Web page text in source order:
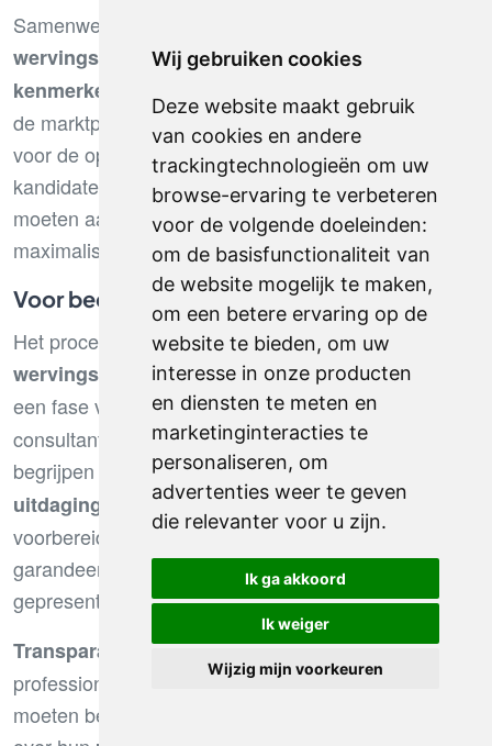
Wij gebruiken cookies
Deze website maakt gebruik
van cookies en andere
trackingtechnologieën om uw
browse-ervaring te verbeteren
voor de volgende doeleinden:
om de basisfunctionaliteit van
de website mogelijk te maken,
om een betere ervaring op de
website te bieden, om uw
interesse in onze producten
en diensten te meten en
marketinginteracties te
personaliseren, om
advertenties weer te geven
die relevanter voor u zijn.
Ik ga akkoord
Ik weiger
Wijzig mijn voorkeuren
Samenwerken met een Nederlands
wervingsbureauvereist het begrijpen van de
kenmerken
de marktpraktijken. Deze aanpassing geldt zowel
voor de opdrachtgevende bedrijven als voor de
kandidaten, die elk hun verwachtingen en methoden
moeten aanpassen om de kans op succes te
maximaliseren.
Voor bedrijven
Het proces van samenwerking met een
wervingsbureauin Nederland begint meestal met
een fase van
grondige ontdekking. Nederlandse
consultants hechten bijzonder veel belang aan het
begrijpen van debedrijfscultuur, de
uitdagingen
en dewerkomgeving . Deze
voorbereidende fase, hoewel langer dan elders,
garandeert een betere kwaliteit van de
gepresenteerde kandidaturen.
Transparantie
is een fundamentele pijler van
professionele relaties in Nederland. Bedrijven
moeten bereid zijn gedetailleerde informatie te delen